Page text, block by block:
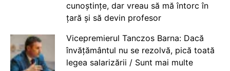
cunoștințe, dar vreau să mă întorc în
țară și să devin profesor
Vicepremierul Tanczos Barna: Dacă
învățământul nu se rezolvă, pică toată
legea salarizării / Sunt mai multe